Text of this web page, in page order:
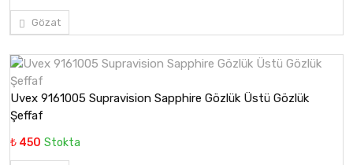
Gözat
Uvex 9161005 Supravision Sapphire Gözlük Üstü Gözlük
Şeffaf
₺ 450 Stokta